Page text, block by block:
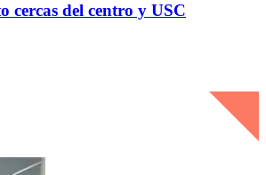
cercas del centro y USC